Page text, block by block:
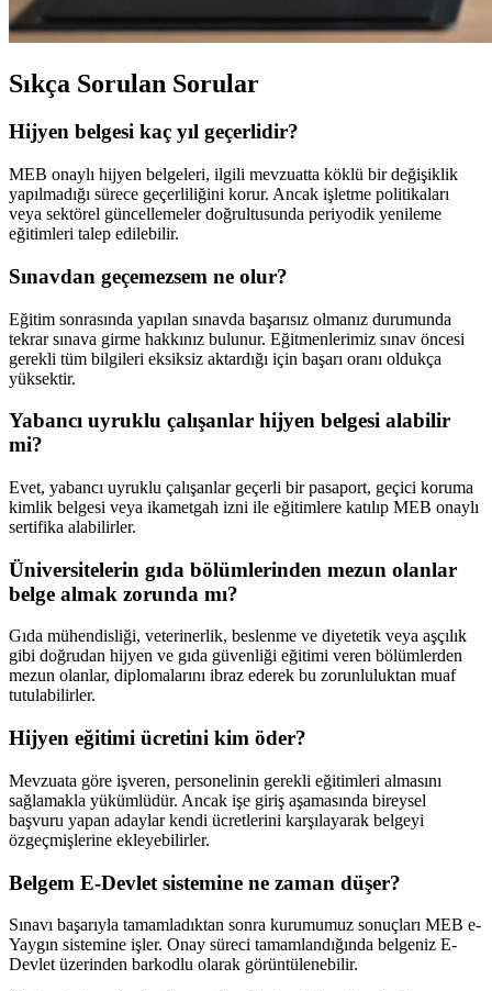
Sıkça Sorulan Sorular
Hijyen belgesi kaç yıl geçerlidir?
MEB onaylı hijyen belgeleri, ilgili mevzuatta köklü bir değişiklik
yapılmadığı sürece geçerliliğini korur. Ancak işletme politikaları
veya sektörel güncellemeler doğrultusunda periyodik yenileme
eğitimleri talep edilebilir.
Sınavdan geçemezsem ne olur?
Eğitim sonrasında yapılan sınavda başarısız olmanız durumunda
tekrar sınava girme hakkınız bulunur. Eğitmenlerimiz sınav öncesi
gerekli tüm bilgileri eksiksiz aktardığı için başarı oranı oldukça
yüksektir.
Yabancı uyruklu çalışanlar hijyen belgesi alabilir
mi?
Evet, yabancı uyruklu çalışanlar geçerli bir pasaport, geçici koruma
kimlik belgesi veya ikametgah izni ile eğitimlere katılıp MEB onaylı
sertifika alabilirler.
Üniversitelerin gıda bölümlerinden mezun olanlar
belge almak zorunda mı?
Gıda mühendisliği, veterinerlik, beslenme ve diyetetik veya aşçılık
gibi doğrudan hijyen ve gıda güvenliği eğitimi veren bölümlerden
mezun olanlar, diplomalarını ibraz ederek bu zorunluluktan muaf
tutulabilirler.
Hijyen eğitimi ücretini kim öder?
Mevzuata göre işveren, personelinin gerekli eğitimleri almasını
sağlamakla yükümlüdür. Ancak işe giriş aşamasında bireysel
başvuru yapan adaylar kendi ücretlerini karşılayarak belgeyi
özgeçmişlerine ekleyebilirler.
Belgem E-Devlet sistemine ne zaman düşer?
Sınavı başarıyla tamamladıktan sonra kurumumuz sonuçları MEB e-
Yaygın sistemine işler. Onay süreci tamamlandığında belgeniz E-
Devlet üzerinden barkodlu olarak görüntülenebilir.